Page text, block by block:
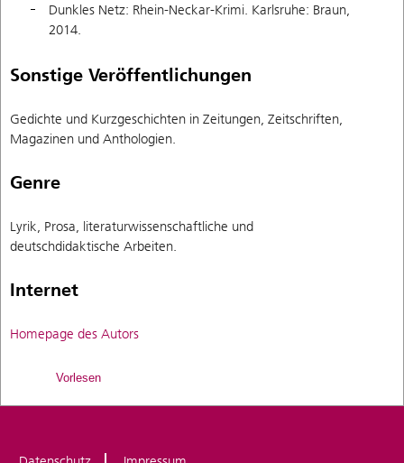
Dunkles Netz: Rhein-Neckar-Krimi. Karlsruhe: Braun,
2014.
Sonstige Veröffentlichungen
Gedichte und Kurzgeschichten in Zeitungen, Zeitschriften,
Magazinen und Anthologien.
Genre
Lyrik, Prosa, literaturwissenschaftliche und
deutschdidaktische Arbeiten.
Internet
Homepage des Autors
Vorlesen